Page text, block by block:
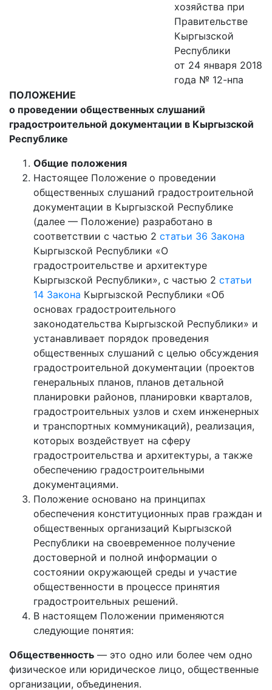
хозяйства при
Правительстве
Кыргызской
Республики
от 24 января 2018
года № 12-нпа
ПОЛОЖЕНИЕ
о проведении общественных слушаний
градостроительной документации в Кыргызской
Республике
Общие положения
Настоящее Положение о проведении
общественных слушаний градостроительной
документации в Кыргызской Республике
(далее — Положение) разработано в
соответствии с частью 2 статьи 36 Закона
Кыргызской Республики «О
градостроительстве и архитектуре
Кыргызской Республики», с частью 2 статьи
14 Закона Кыргызской Республики «Об
основах градостроительного
законодательства Кыргызской Республики» и
устанавливает порядок проведения
общественных слушаний с целью обсуждения
градостроительной документации (проектов
генеральных планов, планов детальной
планировки районов, планировки кварталов,
градостроительных узлов и схем инженерных
и транспортных коммуникаций), реализация,
которых воздействует на сферу
градостроительства и архитектуры, а также
обеспечению градостроительными
документациями.
Положение основано на принципах
обеспечения конституционных прав граждан и
общественных организаций Кыргызской
Республики на своевременное получение
достоверной и полной информации о
состоянии окружающей среды и участие
общественности в процессе принятия
градостроительных решений.
В настоящем Положении применяются
следующие понятия:
Общественность — это одно или более чем одно
физическое или юридическое лицо, общественные
организации, объединения.